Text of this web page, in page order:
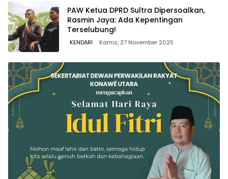
PAW Ketua DPRD Sultra Dipersoalkan,
Rasmin Jaya: Ada Kepentingan
Terselubung!
KENDARI Kamis, 27 November 2025